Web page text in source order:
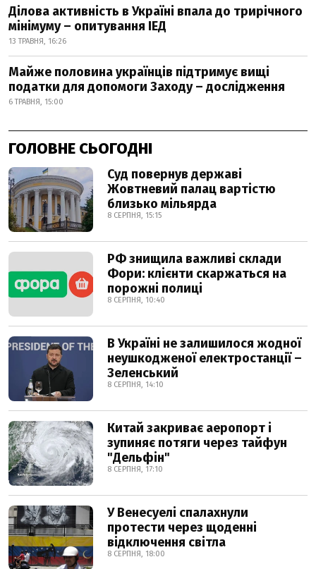
Ділова активність в Україні впала до трирічного
мінімуму – опитування ІЕД
13 ТРАВНЯ, 16:26
Майже половина українців підтримує вищі
податки для допомоги Заходу – дослідження
6 ТРАВНЯ, 15:00
ГОЛОВНЕ СЬОГОДНІ
Суд повернув державі
Жовтневий палац вартістю
близько мільярда
8 СЕРПНЯ, 15:15
РФ знищила важливі склади
Фори: клієнти скаржаться на
порожні полиці
8 СЕРПНЯ, 10:40
В Україні не залишилося жодної
неушкодженої електростанції –
Зеленський
8 СЕРПНЯ, 14:10
Китай закриває аеропорт і
зупиняє потяги через тайфун
"Дельфін"
8 СЕРПНЯ, 17:10
У Венесуелі спалахнули
протести через щоденні
відключення світла
8 СЕРПНЯ, 18:00